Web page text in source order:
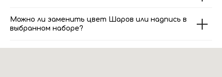
Можно ли заменить цвет Шаров или надпись в
выбранном наборе?